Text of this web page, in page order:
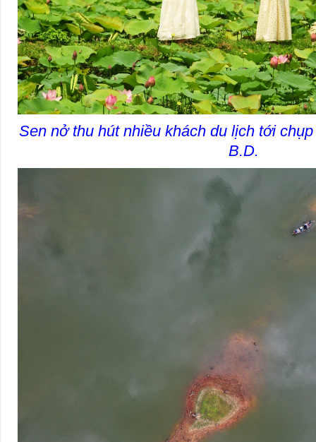
Sen nở thu hút nhiều khách du lịch tới
B.D.